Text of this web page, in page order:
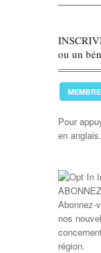
ou un
MEMBRE
Pour
en anglais.
Abonnez-
nos
région.